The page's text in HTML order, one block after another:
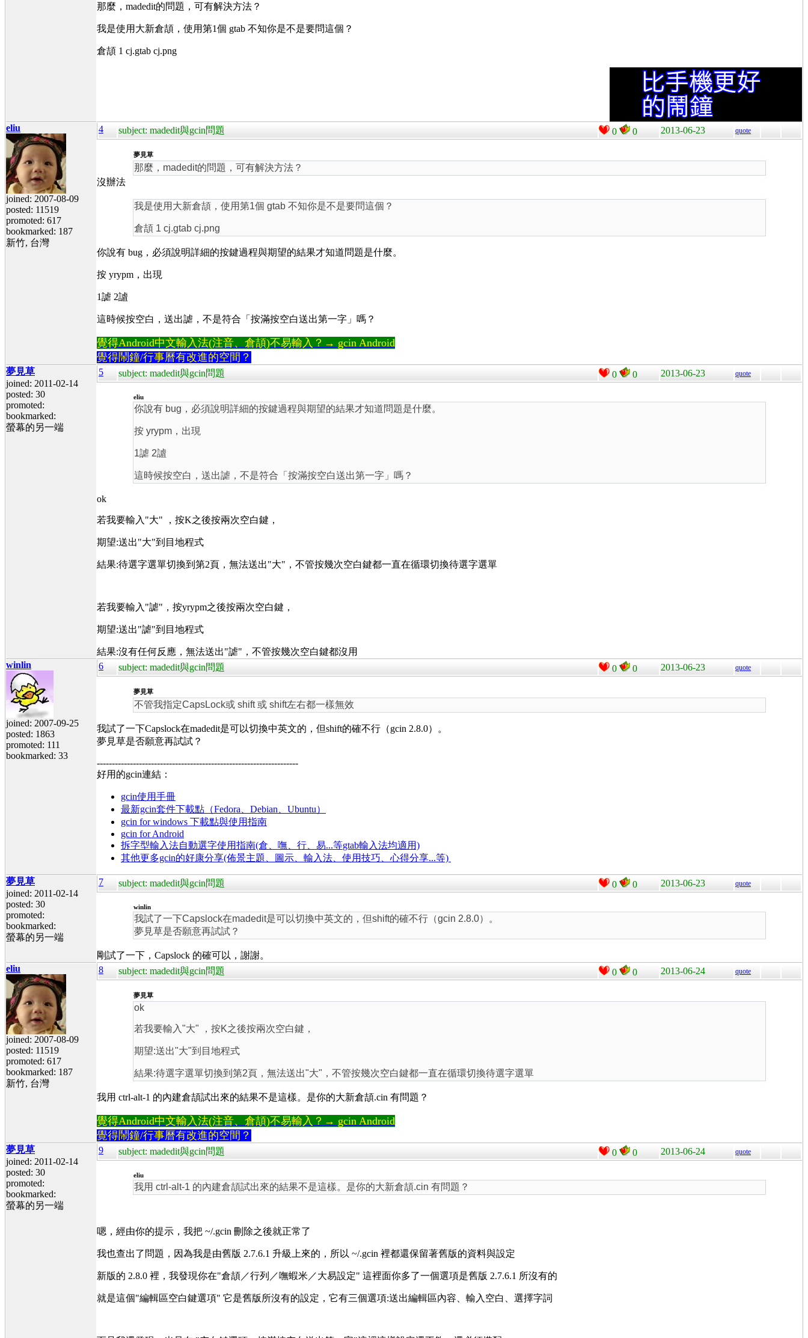
那麼，madedit的問題，可有解決方法？
我是使用大新倉頡，使用第1個 gtab 不知你是不是要問這個？
倉頡 1 cj.gtab cj.png
eliu
joined: 2007-08-09
posted: 11519
promoted: 617
bookmarked: 187
新竹, 台灣
4 subject: madedit與gcin問題 0 0 2013-06-23 quote
夢見草
那麼，madedit的問題，可有解決方法？
沒辦法
我是使用大新倉頡，使用第1個 gtab 不知你是不是要問這個？
倉頡 1 cj.gtab cj.png
你說有 bug，必須說明詳細的按鍵過程與期望的結果才知道問題是什麼。
按 yrypm，出現
1謔 2謯
這時候按空白，送出謔，不是符合「 按滿按空白送出第一字」嗎？
覺得Android中文輸入法(注音、倉頡)不易輸入？→ gcin Android
覺得鬧鐘/行事曆有改進的空間？
夢見草
joined: 2011-02-14
posted: 30
promoted:
bookmarked:
螢幕的另一端
5 subject: madedit與gcin問題 0 0 2013-06-23 quote
eliu
你說有 bug，必須說明詳細的按鍵過程與期望的結果才知道問題是什麼。
按 yrypm，出現
1謔 2謯
這時候按空白，送出謔，不是符合「 按滿按空白送出第一字」嗎？
ok
若我要輸入"大" ，按K之後按兩次空白鍵，
期望:送出"大"到目地程式
結果:待選字選單切換到第2頁，無法送出"大"，不管按幾次空白鍵都一直在循環切換待選字選單
若我要輸入"謔"，按yrypm之後按兩次空白鍵，
期望:送出"謔"到目地程式
結果:沒有任何反應，無法送出"謔"，不管按幾次空白鍵都沒用
winlin
joined: 2007-09-25
posted: 1863
promoted: 111
bookmarked: 33
6 subject: madedit與gcin問題 0 0 2013-06-23 quote
夢見草
不管我指定CapsLock或 shift 或 shift左右都一樣無效
我試了一下Capslock在madedit是可以切換中英文的，但shift的確不行（gcin 2.8.0）。
夢見草是否願意再試試？
-------------------------------------------------------------------
好用的gcin連結：
gcin使用手冊
最新gcin套件下載點（Fedora、Debian、Ubuntu）
gcin for windows 下載點與使用指南
gcin for Android
拆字型輸入法自動選字使用指南(倉、嘸、行、易...等gtab輸入法均適用)
其他更多gcin的好康分享(佈景主題、圖示、輸入法、使用技巧、心得分享...等)
夢見草
joined: 2011-02-14
posted: 30
promoted:
bookmarked:
螢幕的另一端
7 subject: madedit與gcin問題 0 0 2013-06-23 quote
winlin
我試了一下Capslock在madedit是可以切換中英文的，但shift的確不行（gcin 2.8.0）。
夢見草是否願意再試試？
剛試了一下，Capslock 的確可以，謝謝。
eliu
joined: 2007-08-09
posted: 11519
promoted: 617
bookmarked: 187
新竹, 台灣
8 subject: madedit與gcin問題 0 0 2013-06-24 quote
夢見草
ok
若我要輸入"大" ，按K之後按兩次空白鍵，
期望:送出"大"到目地程式
結果:待選字選單切換到第2頁，無法送出"大"，不管按幾次空白鍵都一直在循環切換待選字選單
我用 ctrl-alt-1 的內建倉頡試出來的結果不是這樣。是你的大新倉頡.cin 有問題？
覺得Android中文輸入法(注音、倉頡)不易輸入？→ gcin Android
覺得鬧鐘/行事曆有改進的空間？
夢見草
joined: 2011-02-14
posted: 30
promoted:
bookmarked:
螢幕的另一端
9 subject: madedit與gcin問題 0 0 2013-06-24 quote
eliu
我用 ctrl-alt-1 的內建倉頡試出來的結果不是這樣。是你的大新倉頡.cin 有問題？
嗯，經由你的提示，我把 ~/.gcin 刪除之後就正常了
我也查出了問題，因為我是由舊版 2.7.6.1 升級上來的，所以 ~/.gcin 裡都還保留著舊版的資料與設定
新版的 2.8.0 裡，我發現你在"倉頡／行列／嘸蝦米／大易設定" 這裡面你多了一個選項是舊版 2.7.6.1 所沒有的
就是這個"編輯區空白鍵選項" 它是舊版所沒有的設定，它有三個選項:送出編輯區內容、輸入空白、選擇字詞